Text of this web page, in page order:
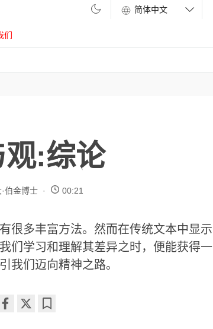
们
观:综论
伯金博士 00:21
很多丰富方法。然而在传统文本中显示
们学习和理解其差异之时，便能获得一
我们迈向精神之路。